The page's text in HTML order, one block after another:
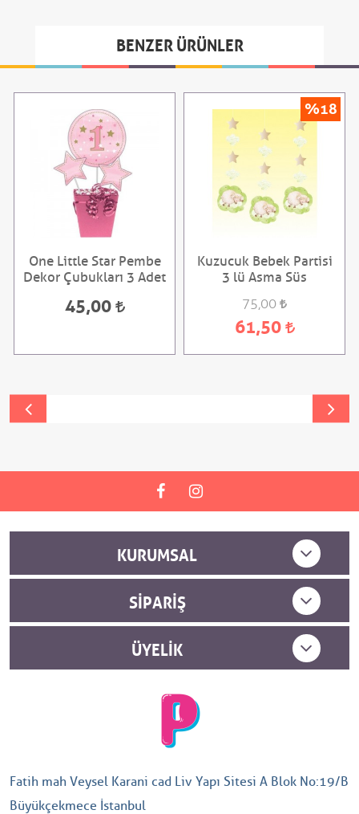
BENZER ÜRÜNLER
One Little Star Pembe
Dekor Çubukları 3 Adet
45,00
Kuzucuk Bebek Partisi
3 lü Asma Süs
75,00
61,50
%18
KURUMSAL
SIPARIŞ
ÜYELIK
Fatih mah Veysel Karani cad Liv Yapı Sitesi A Blok No:19/B
Büyükçekmece İstanbul